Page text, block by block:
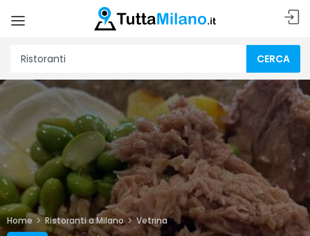
CERCA
Home Ristoranti a Milano Vetrina